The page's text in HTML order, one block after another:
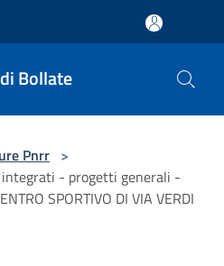
Bollate
Pnrr >
integrati - progetti generali -
SPORTIVO DI VIA VERDI